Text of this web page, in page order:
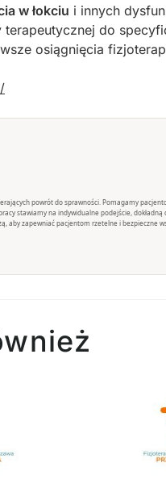
w łokciu i innych
do
osiągnięcia
powrót do sprawności. Pomagamy
stawiamy na indywidualne podejście,
aby zapewniać pacjentom rzetelne i bezpieczne